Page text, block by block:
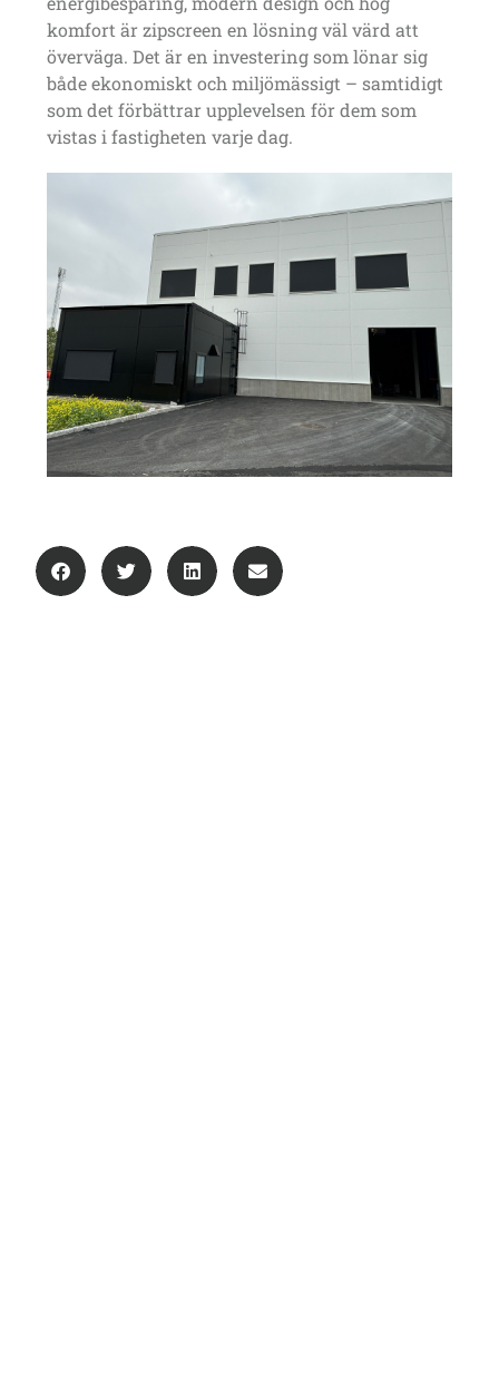
komfort är zipscreen en lösning väl värd att
överväga. Det är en investering som lönar sig
både ekonomiskt och miljömässigt – samtidigt
som det förbättrar upplevelsen för dem som
vistas i fastigheten varje dag.